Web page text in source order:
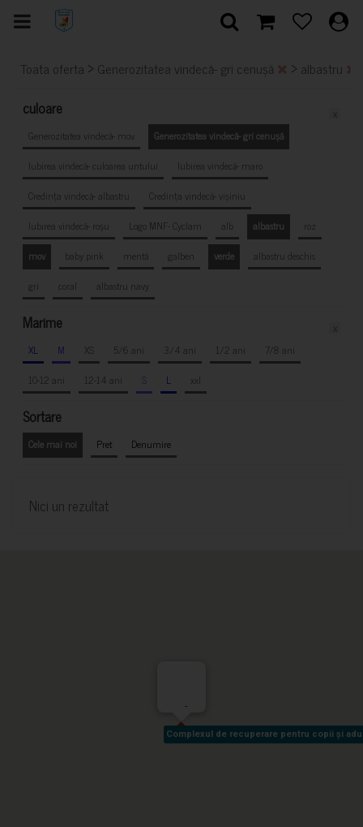
Toata oferta > Generozitatea vindecă- gri cenușă > albastru
culoare
Generozitatea vindecă- mov
Generozitatea vindecă- gri cenușă
Iubirea vindecă- culoarea untului
Iubirea vindecă- maro
Credința vindecă- albastru
Credința vindecă- vișiniu
Iubirea vindecă- roșu
Logo MNF- Cyclam alb albastru
roz
mov
baby pink mentă galben verde
albastru deschis
gri
coral albastru navy
Marime
XL M XS 5/6 ani 3/4 ani 1/2 ani
7/8 ani
10-12 ani
12-14 ani S L xxl
Sortare
Cele mai noi Pret Denumire
Nici un rezultat
Complexul de recuperare pentru copii și
Complexul de recuperare pentru copii și
-